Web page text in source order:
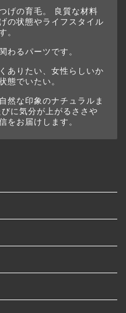
げの育毛。 良質な材料
の状態やライフスタイル
。
わるパーツです。
ありたい、女性らしいか
態でいたい。
然な印象のナチュラルま
に気分が上がるささや
をお届けします。